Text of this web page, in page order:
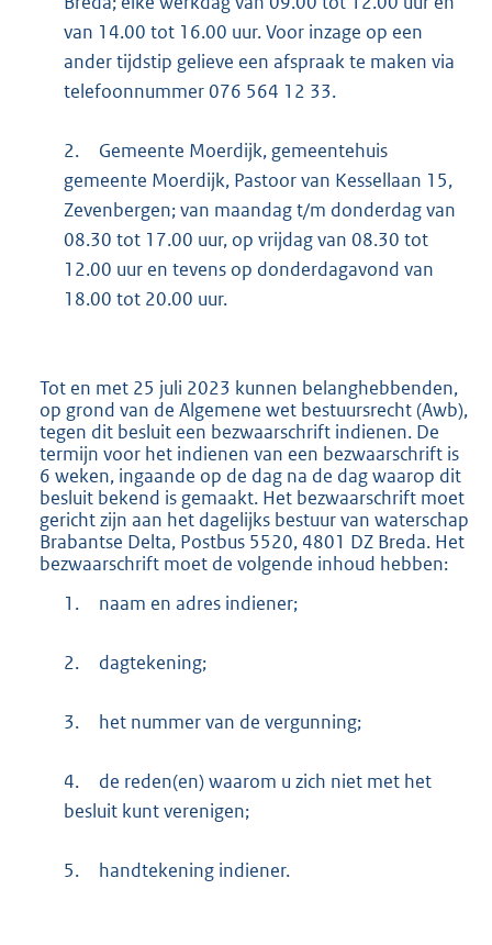
van 14.00 tot 16.00 uur. Voor inzage op een
ander tijdstip gelieve een afspraak te maken via
telefoonnummer 076 564 12 33.
2.
Gemeente Moerdijk, gemeentehuis
gemeente Moerdijk, Pastoor van Kessellaan 15,
Zevenbergen; van maandag t/m donderdag van
08.30 tot 17.00 uur, op vrijdag van 08.30 tot
12.00 uur en tevens op donderdagavond van
18.00 tot 20.00 uur.
Tot en met 25 juli 2023 kunnen belanghebbenden,
op grond van de Algemene wet bestuursrecht (Awb),
tegen dit besluit een bezwaarschrift indienen. De
termijn voor het indienen van een bezwaarschrift is
6 weken, ingaande op de dag na de dag waarop dit
besluit bekend is gemaakt. Het bezwaarschrift moet
gericht zijn aan het dagelijks bestuur van waterschap
Brabantse Delta, Postbus 5520, 4801 DZ Breda. Het
bezwaarschrift moet de volgende inhoud hebben:
1.
naam en adres indiener;
2. dagtekening;
3. het nummer van de vergunning;
4.
de reden(en) waarom u zich niet met het
besluit kunt verenigen;
5. handtekening indiener.